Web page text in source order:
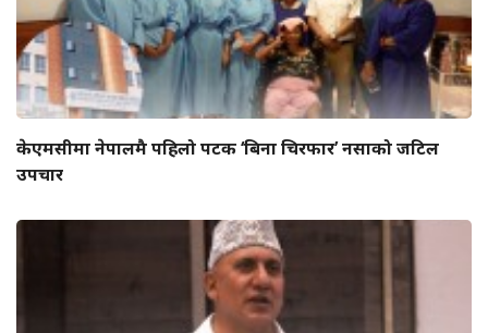
केएमसीमा नेपालमै पहिलो पटक ‘बिना चिरफार’ नसाको जटिल
उपचार